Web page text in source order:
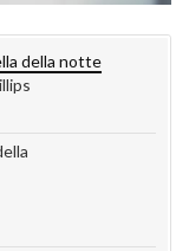
della notte